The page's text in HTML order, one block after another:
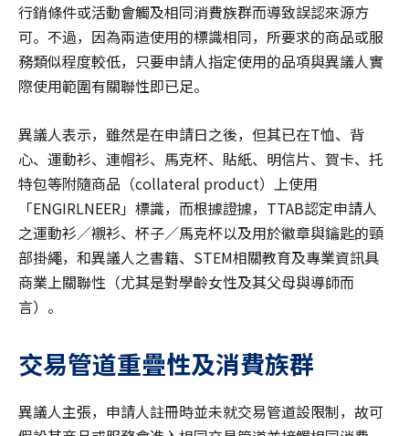
行銷條件或活動會觸及相同消費族群而導致誤認來源方
可。不過，因為兩造使用的標識相同，所要求的商品或服
務類似程度較低，只要申請人指定使用的品項與異議人實
際使用範圍有關聯性即已足。
異議人表示，雖然是在申請日之後，但其已在T恤、背
心、運動衫、連帽衫、馬克杯、貼紙、明信片、賀卡、托
特包等附隨商品（collateral product）上使用
「ENGIRLNEER」標識，而根據證據，TTAB認定申請人
之運動衫／襯衫、杯子／馬克杯以及用於徽章與鑰匙的頸
部掛繩，和異議人之書籍、STEM相關教育及專業資訊具
商業上關聯性（尤其是對學齡女性及其父母與導師而
言）。
交易管道重疊性及消費族群
異議人主張，申請人註冊時並未就交易管道設限制，故可